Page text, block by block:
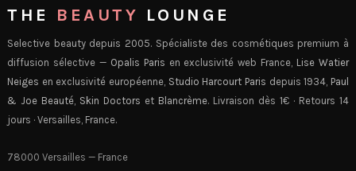
THE BEAUTY LOUNGE
Selective beauty depuis 2005. Spécialiste des cosmétiques premium à
diffusion sélective — Opalis Paris en exclusivité web France, Lise Watier
Neiges en exclusivité européenne, Studio Harcourt Paris depuis 1934, Paul
& Joe Beauté, Skin Doctors et Blancrème. Livraison dès 1€ · Retours 14
jours · Versailles, France.
78000 Versailles — France